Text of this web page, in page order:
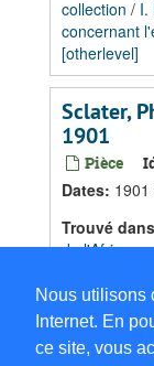
Nous utilisons
Internet. En
ce site, vous
collection / I.
concernant
[otherlevel]
Sclater,
1901
Pièce
Dates:
Trouvé
de l'Afrique
collection /I.
concernant
[otherlevel]